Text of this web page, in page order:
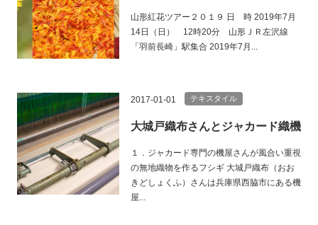
山形紅花ツアー２０１９ 日 時 2019年7月
14日（日） 12時20分 山形ＪＲ左沢線
「羽前長崎」駅集合 2019年7月...
2017-01-01 テキスタイル
大城戸織布さんとジャカード織機
１．ジャカード専門の機屋さんが風合い重視
の無地織物を作るフシギ 大城戸織布（おお
きどしょくふ）さんは兵庫県西脇市にある機
屋...